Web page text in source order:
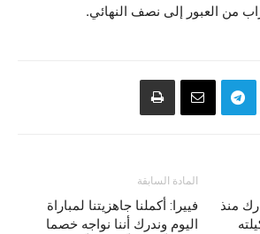
من العبور إلى نصف النهائي.
المادة السابقة
فييرا: أكملنا جاهزيتنا لمباراة
اليوم وندرك أننا نواجه خصما
منذ